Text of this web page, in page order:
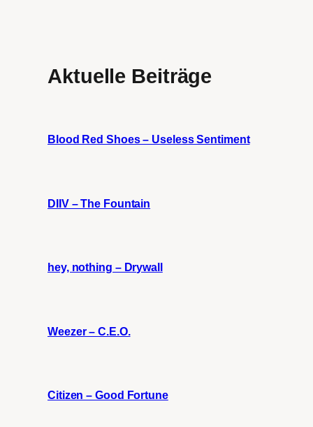
Aktuelle Beiträge
Blood Red Shoes – Useless Sentiment
DIIV – The Fountain
hey, nothing – Drywall
Weezer – C.E.O.
Citizen – Good Fortune